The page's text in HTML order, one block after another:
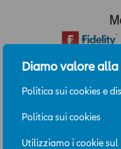
Diamo valore
Politica sui cookies e
Politica sui cookies
Utilizziamo i cookie